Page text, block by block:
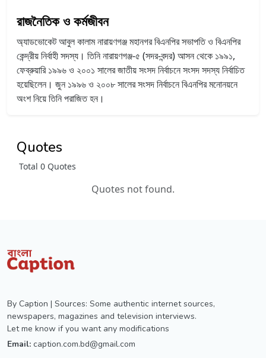
রাজনৈতিক ও কর্মজীবন
অ্যাডভোকেট আবুল কালাম নারায়ণগঞ্জ মহানগর বিএনপির সভাপতি ও বিএনপির
কেন্দ্রীয় নির্বাহী সদস্য। তিনি নারায়ণগঞ্জ-৫ (সদর-বন্দর) আসন থেকে ১৯৯১,
ফেব্রুয়ারি ১৯৯৬ ও ২০০১ সালের জাতীয় সংসদ নির্বাচনে সংসদ সদস্য নির্বাচিত
হয়েছিলেন। জুন ১৯৯৬ ও ২০০৮ সালের সংসদ নির্বাচনে বিএনপির মনোনয়নে
অংশ নিয়ে তিনি পরাজিত হন।
Quotes
Total 0 Quotes
Quotes not found.
By Caption | Sources: Some authentic internet sources,
newspapers, magazines and television interviews.
Let me know if you want any modifications
Email: caption.com.bd@gmail.com